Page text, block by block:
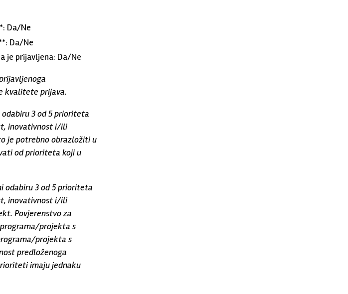
Da/Ne
Da/Ne
je prijavljena: Da/Ne
kvalitete prijava.
3 od 5 prioriteta
inovativnost i/ili
je potrebno obrazložiti u
od prioriteta koji u
odabiru 3 od 5 prioriteta
inovativnost i/ili
Povjerenstvo za
projekta s
projekta s
predloženoga
imaju jednaku